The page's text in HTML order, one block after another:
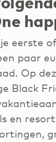
eerste
paar
Op
Black
en